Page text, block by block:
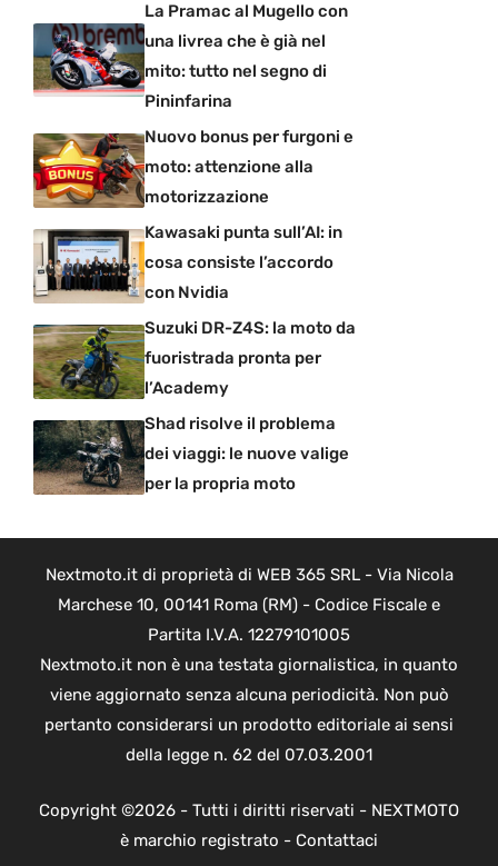
La Pramac al Mugello con
una livrea che è già nel
mito: tutto nel segno di
Pininfarina
Nuovo bonus per furgoni e
moto: attenzione alla
motorizzazione
Kawasaki punta sull’AI: in
cosa consiste l’accordo
con Nvidia
Suzuki DR-Z4S: la moto da
fuoristrada pronta per
l’Academy
Shad risolve il problema
dei viaggi: le nuove valige
per la propria moto
Nextmoto.it di proprietà di WEB 365 SRL - Via Nicola
Marchese 10, 00141 Roma (RM) - Codice Fiscale e
Partita I.V.A. 12279101005
Nextmoto.it non è una testata giornalistica, in quanto
viene aggiornato senza alcuna periodicità. Non può
pertanto considerarsi un prodotto editoriale ai sensi
della legge n. 62 del 07.03.2001
Copyright ©2026 - Tutti i diritti riservati - NEXTMOTO
è marchio registrato - Contattaci